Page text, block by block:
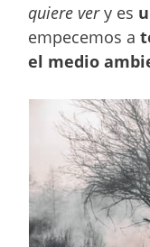
quiere very es
empecemos a
el medio